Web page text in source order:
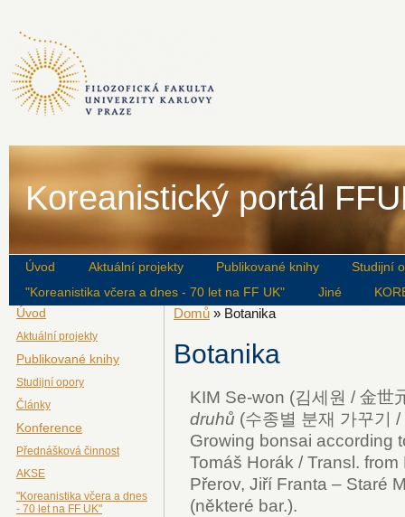
Koreanistický portál
Úvod Aktuální projekty Publikované knihy
Studijní
"Koreanistika včera a dnes - 70 let na FF UK"
Jiné
Úvod
Aktuální projekty
Publikované knihy
Studijní opory
Články
Konference
Přednášková činnost
AKSE
"Koreanistika včera a dnes
- 70 let na FF UK"
Domů » Botanika
Botanika
KIM Se-won (김세원 / 金世
druhů (수종별 분재 가꾸기
Growing bonsai according
Tomáš Horák / Transl.
Přerov, Jiří Franta – Staré
(některé bar.).